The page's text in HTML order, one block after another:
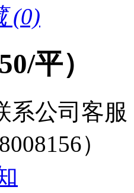
(0)
平）
系公司客
）